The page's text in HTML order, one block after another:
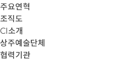
주요연혁
조직도
CI소개
상주예술단체
협력기관